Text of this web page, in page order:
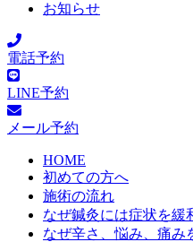
お知らせ
電話予約
LINE予約
メール予約
HOME
初めての方へ
施術の流れ
なぜ鍼灸には症状を緩
なぜ辛さ、悩み、痛み